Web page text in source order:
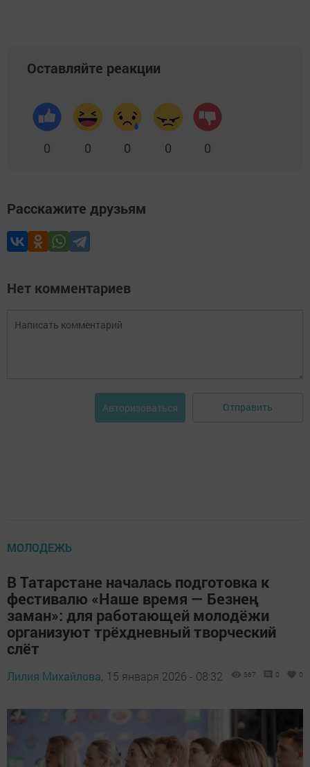
Оставляйте реакции
0 0 0 0 0
Расскажите друзьям
Нет комментариев
Авторизоваться Отправить
МОЛОДЕЖЬ
В Татарстане началась подготовка к
фестивалю «Наше время — Безнең
заман»: для работающей молодёжи
организуют трёхдневный творческий
слёт
Лилия Михайлова, 15 января 2026 - 08:32 567 0 0